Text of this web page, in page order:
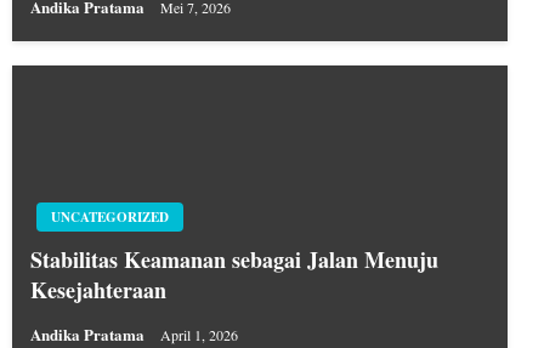
Andika Pratama Mei 7, 2026
UNCATEGORIZED
Stabilitas Keamanan sebagai Jalan Menuju
Kesejahteraan
Andika Pratama April 1, 2026